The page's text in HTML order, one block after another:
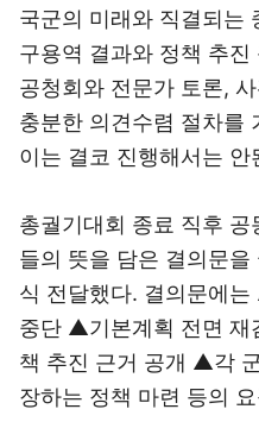
국군의 미래와 직결되는
구용역 결과와 정책 추
공청회와 전문가 토론,
충분한 의견수렴 절차를
이는 결코 진행해서는 안
총궐기대회 종료 직후
들의 뜻을 담은 결의문
식 전달했다. 결의문에
중단 ▲기본계획 전면
책 추진 근거 공개 ▲각
장하는 정책 마련 등의